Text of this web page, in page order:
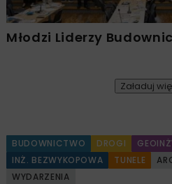
Młodzi Liderzy
Załaduj
BUDOWNICTWO DROGI
INŻ. BEZWYKOPOWA
TUNELE
WYDARZENIA